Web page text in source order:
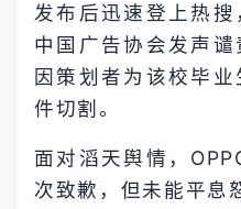
发布后迅速登上热搜
中国广告协会发声
因策划者为该校毕
件切割。
面对滔天舆情，
次致歉，但未能平息